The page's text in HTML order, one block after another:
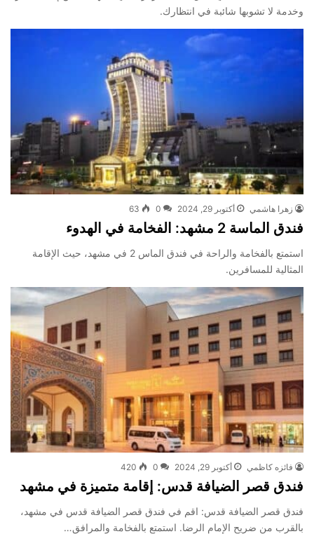
وخدمة لا تشوبها شائبة في انتظارك.
زهرا هاشمي أكتوبر 29, 2024 0
63
فندق الماسة 2 مشهد: الفخامة في الهدوء
استمتع بالفخامة والراحة في فندق الماس 2 في مشهد، حيث الإقامة
المثالية للمسافرين.
فائزه كاظمي أكتوبر 29, 2024 0
420
فندق قصر الضيافة قدس: إقامة متميزة في مشهد
فندق قصر الضيافة قدس: اقم في فندق قصر الضيافة قدس في مشهد،
بالقرب من ضريح الإمام الرضا. استمتع بالفخامة والمرافق…